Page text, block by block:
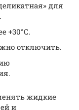
для
+30°С.
отключить.
жидкие
и